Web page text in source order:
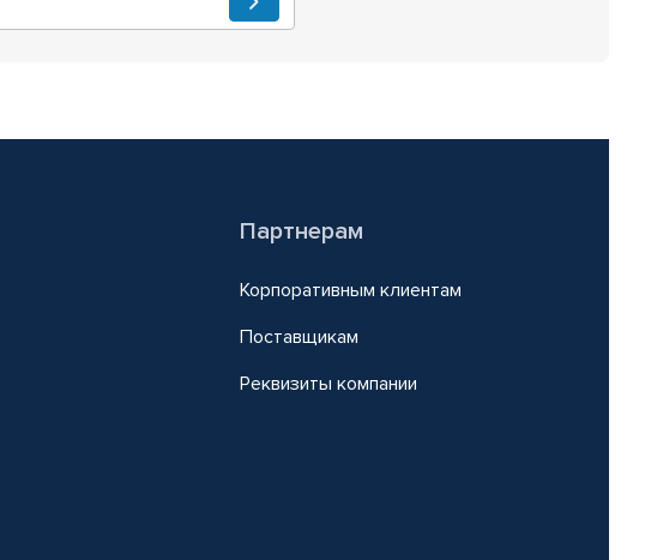
Партнерам
Корпоративным клиентам
Поставщикам
Реквизиты компании